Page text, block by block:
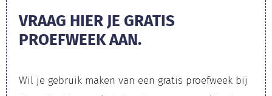
VRAAG HIER JE GRATIS
PROEFWEEK AAN.
Wil je gebruik maken van een gratis proefweek bij